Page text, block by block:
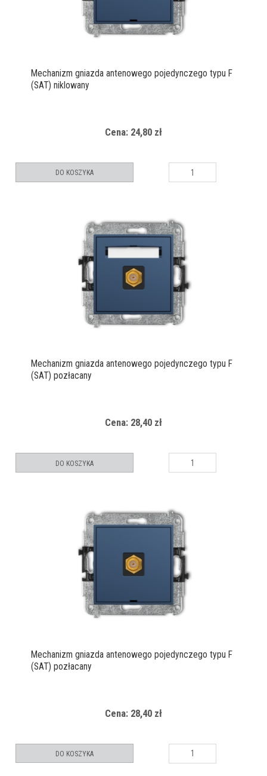
Mechanizm gniazda antenowego pojedynczego typu F
(SAT) niklowany
Cena: 24,80 zł
DO KOSZYKA
Mechanizm gniazda antenowego pojedynczego typu F
(SAT) pozłacany
Cena: 28,40 zł
DO KOSZYKA
Mechanizm gniazda antenowego pojedynczego typu F
(SAT) pozłacany
Cena: 28,40 zł
DO KOSZYKA